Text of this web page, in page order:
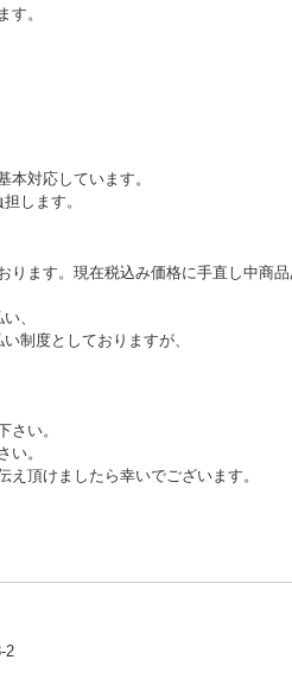
す。
対応しています。
します。
ます。現在税込み価格に手直し中商品
、
制度としておりますが、
さい。
い。
頂けましたら幸いでございます。
2